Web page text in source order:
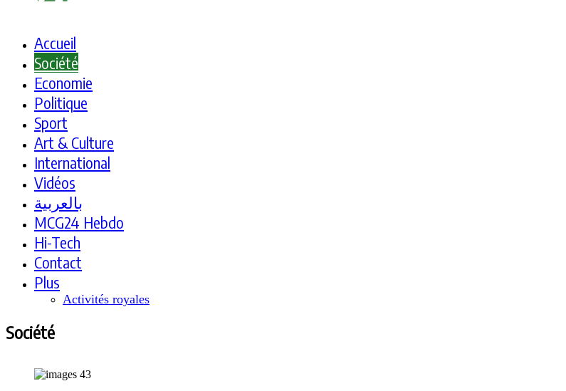
Accueil
Société
Economie
Politique
Sport
Art & Culture
International
Vidéos
بالعربية
MCG24 Hebdo
Hi-Tech
Contact
Plus
Activités royales
Société